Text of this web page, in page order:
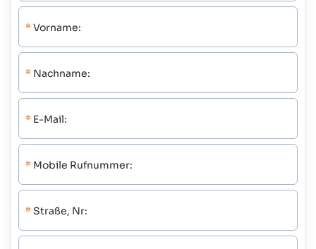
* Vorname:
* Nachname:
* E-Mail:
* Mobile Rufnummer:
* Straße, Nr: